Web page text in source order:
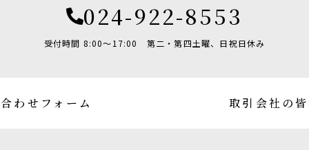
024-922-8553
受付時間 8:00〜17:00 第二・第四土曜、日祝日休み
わせフォーム 取引会社の